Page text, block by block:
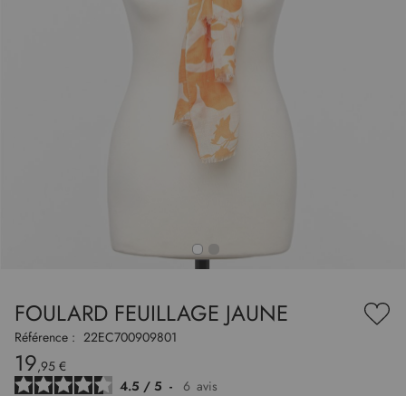
FOULARD FEUILLAGE JAUNE
à
Référence : 22EC700909801
19,95 €
4.5 / 5 - 6 avis